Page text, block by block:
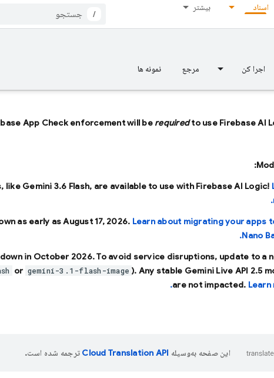
اسناد بیشتر
/
اجرا کن مرجع نمونه ها
App Check enforcement will be requiredto use Firebase AI
like Gemini 3.6 Flash, are available to use with Firebase AI Logic!
as early asAugust 17, 2026. Learn about migrating your apps
Nano
in October 2026. To avoid service disruptions, update to a
or gemini-3.1-flash-image ). Any stable Gemini Live API 2.5
are not impacted. Learn
این صفحه به‌وسیله ترجمه شده است.